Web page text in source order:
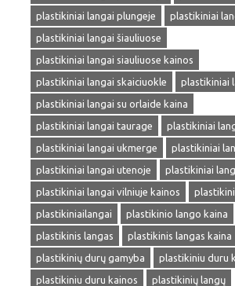
plastikiniai langai plungeje
plastikiniai
plastikiniai langai šiauliuose
plastikiniai langai siauliuose kainos
plastikiniai langai skaiciuokle
plastikiniai
plastikiniai langai su orlaide kaina
plastikiniai langai taurage
plastikiniai
plastikiniai langai ukmerge
plastikiniai
plastikiniai langai utenoje
plastikiniai
plastikiniai langai vilniuje kainos
plastikiniailangai
plastikinio lango kaina
plastikinis langas
plastikinis langas kaina
plastikinių durų gamyba
plastikiniu duru
plastikiniu duru kainos
plastikinių langų